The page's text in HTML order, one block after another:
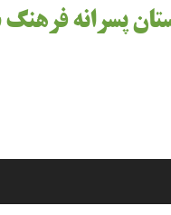
پسرانه